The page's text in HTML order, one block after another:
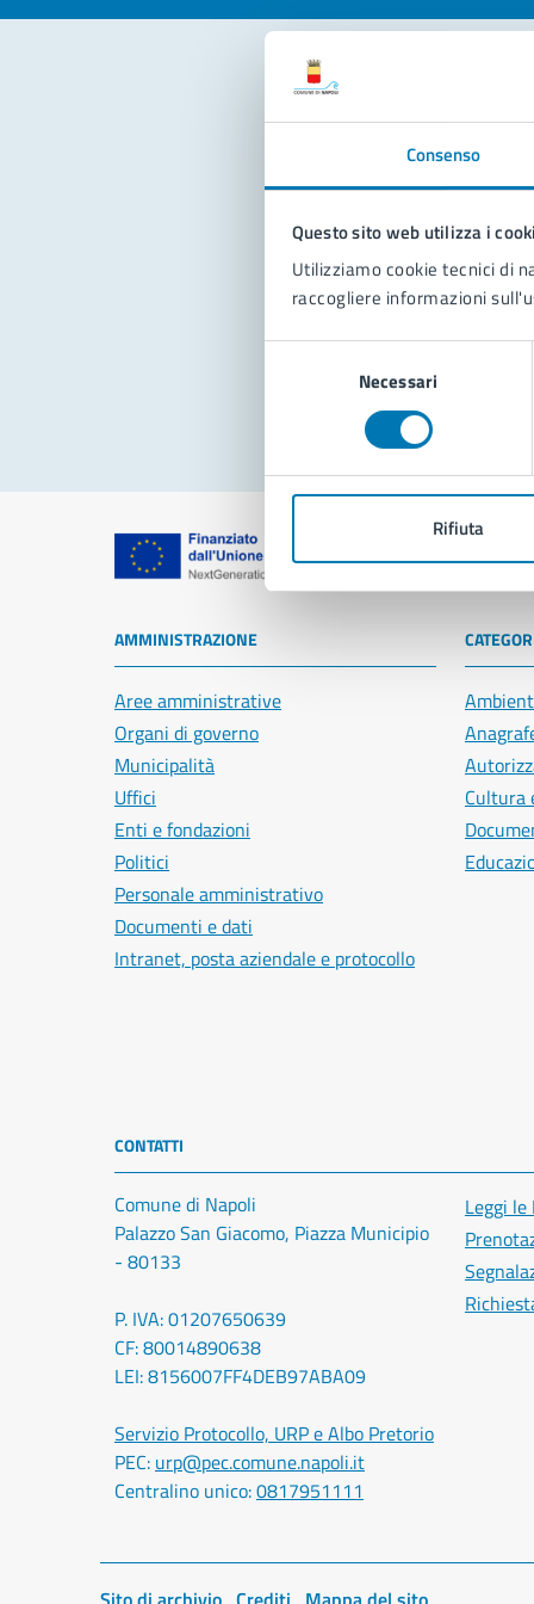
Consenso
Questo sito web utilizza i
Utilizziamo cookie tecnici di
raccogliere informazioni
Necessari
Rifiuta
Comune di
AMMINISTRAZIONE
Aree amministrative
Organi di governo
Municipalità
Uffici
Enti e fondazioni
Politici
Personale amministrativo
Documenti e dati
Intranet, posta aziendale e protocollo
Cultura
CONTATTI
Comune di Napoli
Palazzo San Giacomo, Piazza Municipio
- 80133
P. IVA: 01207650639
CF: 80014890638
LEI: 8156007FF4DEB97ABA09
Servizio Protocollo, URP e Albo Pretorio
PEC: urp@pec.comune.napoli.it
Centralino unico:0817951111
Leggi le